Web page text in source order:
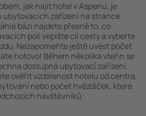
jak najít hotel v Aspenu, je
ubytovacích zařízení na stránce
bázi najdete přesně to, co
polí vepište cíl cesty a vyberte
Nezapomeňte ještě uvést počet
hotovo! Během několika vteřin se
dostupná ubytovací zařízení.
ověřit vzdálenost hotelu od centra,
nebo počet hvězdiček, které
návštěvníků.